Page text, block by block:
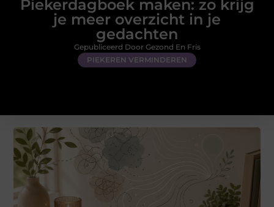
Piekerdagboek maken: zo krijg
je meer overzicht in je
gedachten
PIEKEREN VERMINDEREN
Gepubliceerd Door Gezond En Fris